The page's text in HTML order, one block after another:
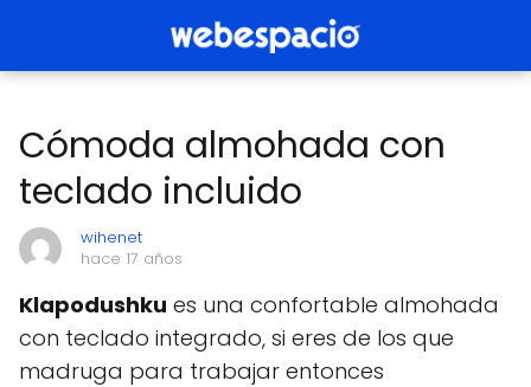
Cómoda almohada con
teclado incluido
wihenet
hace 17 años
Klapodushku es una confortable almohada
con teclado integrado, si eres de los que
madruga para trabajar entonces